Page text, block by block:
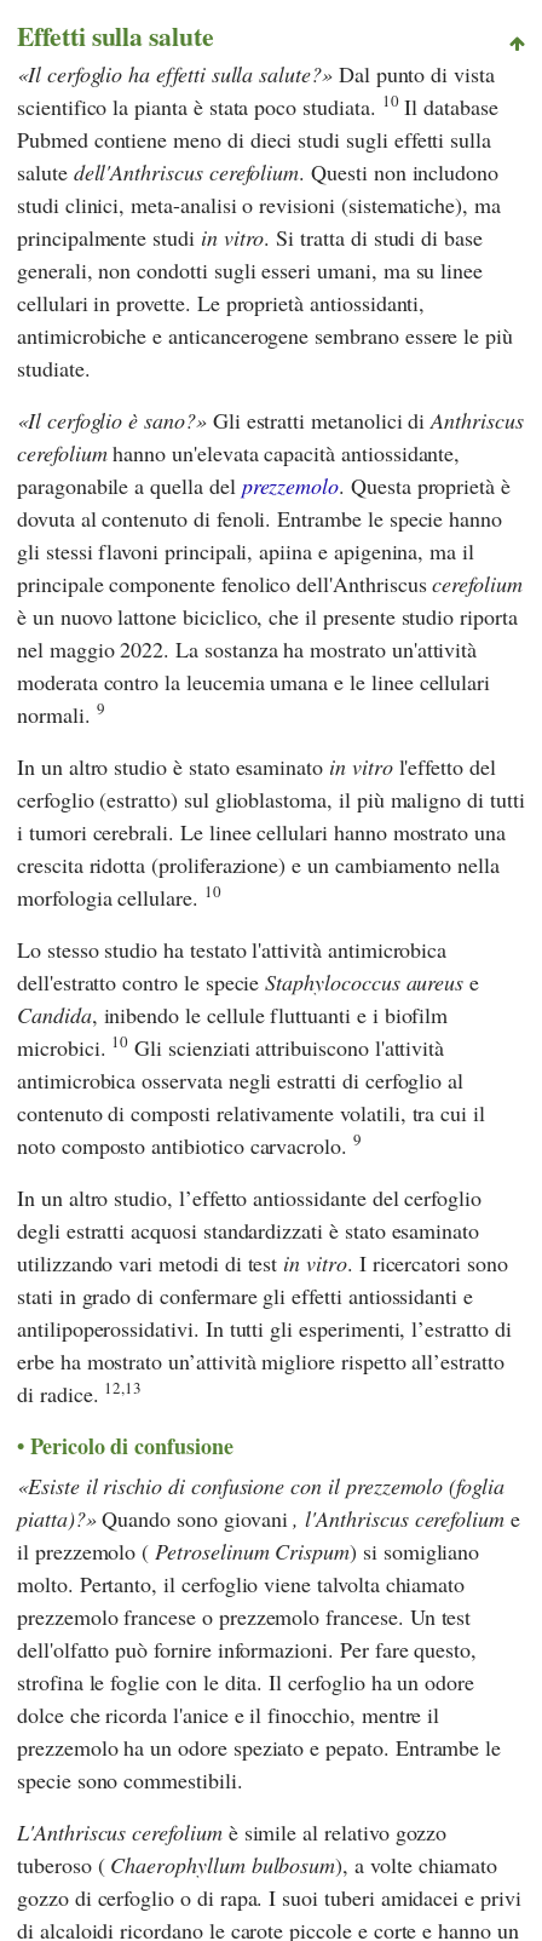
Effetti sulla salute
Il cerfoglio ha effetti sulla salute? Dal punto di vista
scientifico la pianta è stata poco studiata. 10Il database
Pubmedcontiene meno di dieci studi sugli effetti sulla
salute dell'Anthriscus cerefolium. Questi non includono
studi clinici, meta-analisi o revisioni (sistematiche), ma
principalmente studi in vitro. Si tratta di studi di base
generali, non condotti sugli esseri umani, ma su linee
cellulari in provette. Le proprietà antiossidanti,
antimicrobiche e anticancerogene sembrano essere le più
studiate.
Il cerfoglio è sano? Gli estratti metanolici diAnthriscus
cerefoliumhanno un'elevata capacità antiossidante,
paragonabile a quella del prezzemolo. Questa proprietà è
dovuta al contenuto di fenoli. Entrambe le specie hanno
gli stessi flavoni principali, apiina e apigenina, ma il
principale componente fenolico dell'Anthriscuscerefolium
è un nuovo lattone biciclico, che il presente studio riporta
nel maggio 2022. La sostanza ha mostrato un'attività
moderata contro la leucemia umana e le linee cellulari
normali. 9
In un altro studio è stato esaminato in vitrol'effetto del
cerfoglio (estratto) sul glioblastoma, il più maligno di tutti
i tumori cerebrali. Le linee cellulari hanno mostrato una
crescita ridotta (proliferazione) e un cambiamento nella
morfologia cellulare. 10
Lo stesso studio ha testato l'attività antimicrobica
dell'estratto contro le specieStaphylococcus aureus e
Candida, inibendo le cellule fluttuanti e i biofilm
microbici. 10 Gli scienziati attribuiscono l'attività
antimicrobica osservata negli estratti di cerfoglio al
contenuto di composti relativamente volatili, tra cui il
noto composto antibiotico carvacrolo. 9
In un altro studio, l’effetto antiossidante del cerfoglio
degli estratti acquosi standardizzati è stato esaminato
utilizzando vari metodi di test in vitro. I ricercatori sono
stati in grado di confermare gli effetti antiossidanti e
antilipoperossidativi. In tutti gli esperimenti, l’estratto di
erbe ha mostrato un’attività migliore rispetto all’estratto
di radice. 12,13
Pericolo di confusione
Esiste il rischio di confusione con il prezzemolo (foglia
piatta)? Quando sono giovani, l'Anthriscus cerefolium e
il prezzemolo ( Petroselinum Crispum) si somigliano
molto. Pertanto, il cerfoglio viene talvolta chiamato
prezzemolo francese o prezzemolo francese. Un test
dell'olfatto può fornire informazioni. Per fare questo,
strofina le foglie con le dita. Il cerfoglio ha un odore
dolce che ricorda l'anice e il finocchio, mentre il
prezzemolo ha un odore speziato e pepato. Entrambe le
specie sono commestibili.
L'Anthriscus cerefoliumè simile al relativo gozzo
tuberoso ( Chaerophyllum bulbosum), a volte chiamato
gozzo di cerfoglio o di rapa. I suoi tuberi amidacei e privi
di alcaloidi ricordano le carote piccole e corte e hanno un